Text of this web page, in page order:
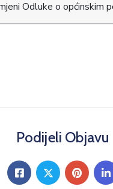
Odluke o općinskim
Podijeli Objavu